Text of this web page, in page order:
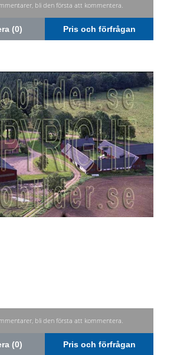
bli den första att kommentera.
(0) Pris och förfrågan
bli den första att kommentera.
(0) Pris och förfrågan